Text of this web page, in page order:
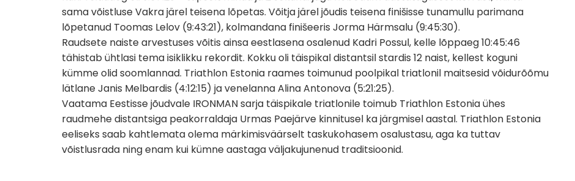
sama võistluse Vakra järel teisena lõpetas. Võitja järel jõudis teisena finišisse tunamullu parimana
lõpetanud Toomas Lelov (9:43:21), kolmandana finišeeris Jorma Härmsalu (9:45:30).
Raudsete naiste arvestuses võitis ainsa eestlasena osalenud Kadri Possul, kelle lõppaeg 10:45:46
tähistab ühtlasi tema isiklikku rekordit. Kokku oli täispikal distantsil stardis 12 naist, kellest koguni
kümme olid soomlannad. Triathlon Estonia raames toimunud poolpikal triatlonil maitsesid võidurõõmu
lätlane Janis Melbardis (4:12:15) ja venelanna Alina Antonova (5:21:25).
Vaatama Eestisse jõudvale IRONMAN sarja täispikale triatlonile toimub Triathlon Estonia ühes
raudmehe distantsiga peakorraldaja Urmas Paejärve kinnitusel ka järgmisel aastal. Triathlon Estonia
eeliseks saab kahtlemata olema märkimisväärselt taskukohasem osalustasu, aga ka tuttav
võistlusrada ning enam kui kümne aastaga väljakujunenud traditsioonid.